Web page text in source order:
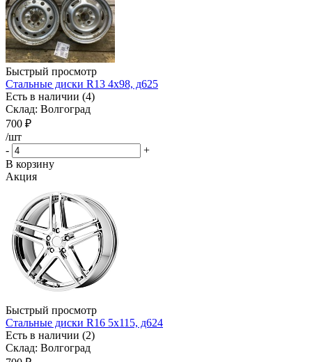
Быстрый просмотр
Стальные диски R13 4x98, д625
Есть в наличии (4)
Склад: Волгоград
700 ₽
/шт
-
+
В корзину
Акция
Быстрый просмотр
Стальные диски R16 5x115, д624
Есть в наличии (2)
Склад: Волгоград